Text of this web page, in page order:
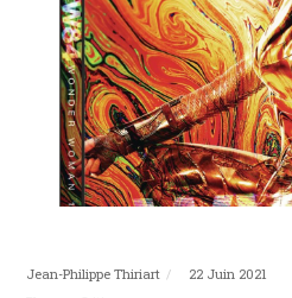
Jean-Philippe Thiriart
22 Juin 2021